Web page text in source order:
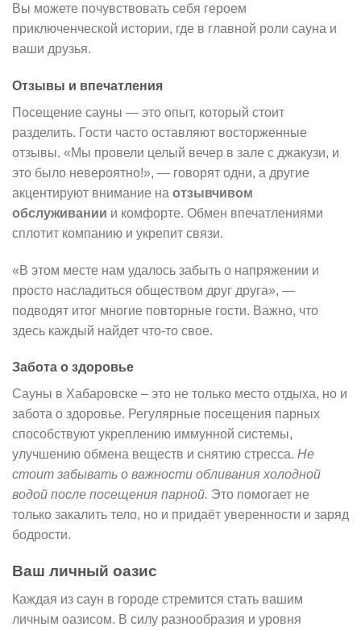
Вы можете почувствовать себя героем
приключенческой истории, где в главной роли сауна и
ваши друзья.
Отзывы и впечатления
Посещение сауны — это опыт, который стоит
разделить. Гости часто оставляют восторженные
отзывы. «Мы провели целый вечер в зале с джакузи, и
это было невероятно!», — говорят одни, а другие
акцентируют внимание на отзывчивом
обслуживании и комфорте. Обмен впечатлениями
сплотит компанию и укрепит связи.
«В этом месте нам удалось забыть о напряжении и
просто насладиться обществом друг друга», —
подводят итог многие повторные гости. Важно, что
здесь каждый найдет что-то свое.
Забота о здоровье
Сауны в Хабаровске – это не только место отдыха, но и
забота о здоровье. Регулярные посещения парных
способствуют укреплению иммунной системы,
улучшению обмена веществ и снятию стресса. Не
стоит забывать о важности обливания холодной
водой после посещения парной. Это помогает не
только закалить тело, но и придаёт уверенности и заряд
бодрости.
Ваш личный оазис
Каждая из саун в городе стремится стать вашим
личным оазисом. В силу разнообразия и уровня